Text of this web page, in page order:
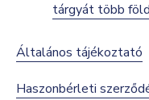
tárgyát több
Általános tájékoztató
Haszonbérleti